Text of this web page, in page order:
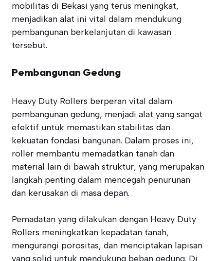
mobilitas di Bekasi yang terus meningkat,
menjadikan alat ini vital dalam mendukung
pembangunan berkelanjutan di kawasan
tersebut.
Pembangunan Gedung
Heavy Duty Rollers berperan vital dalam
pembangunan gedung, menjadi alat yang sangat
efektif untuk memastikan stabilitas dan
kekuatan fondasi bangunan. Dalam proses ini,
roller membantu memadatkan tanah dan
material lain di bawah struktur, yang merupakan
langkah penting dalam mencegah penurunan
dan kerusakan di masa depan.
Pemadatan yang dilakukan dengan Heavy Duty
Rollers meningkatkan kepadatan tanah,
mengurangi porositas, dan menciptakan lapisan
yang solid untuk mendukung beban gedung. Di